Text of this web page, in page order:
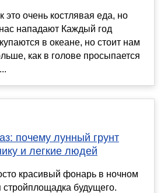
это очень костлявая еда, но
нападают Каждый год
в океане, но стоит нам
как в голове просыпается
почему лунный грунт
и легкие людей
красивый фонарь в ночном
стройплощадка будущего.